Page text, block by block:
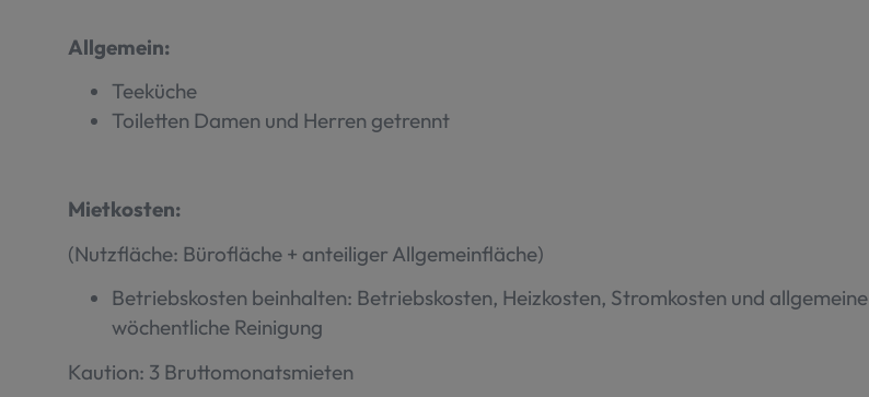
Allgemein:
Teeküche
Toiletten Damen und Herren getrennt
Mietkosten:
(Nutzfläche: Bürofläche + anteiliger Allgemeinfläche)
Betriebskosten beinhalten: Betriebskosten, Heizkosten, Stromkosten und allgemeine
wöchentliche Reinigung
Kaution: 3 Bruttomonatsmieten